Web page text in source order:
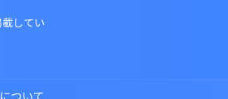
してい
ついて